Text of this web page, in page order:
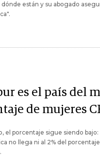
dónde están y su abogado
es el país del
de mujeres
el porcentaje sigue siendo bajo:
no llega ni al 2% del